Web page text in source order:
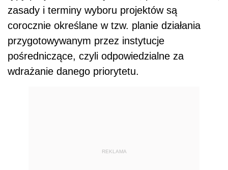
zasady i terminy wyboru projektów są
corocznie określane w tzw. planie działania
przygotowywanym przez instytucje
pośredniczące, czyli odpowiedzialne za
wdrażanie danego priorytetu.
REKLAMA